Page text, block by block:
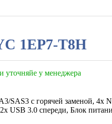
1EP7-T8H
уточняйе у менеджера
SAS3 с горячей заменой, 4x
USB 3.0 спереди, Блок